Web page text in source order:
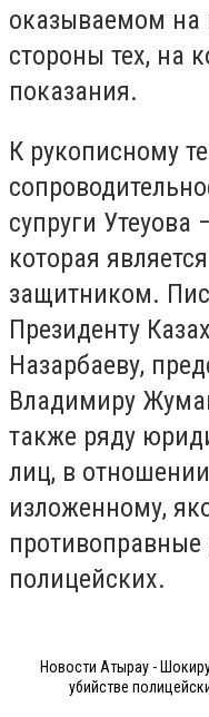
оказываемом на
стороны тех, на
показания.
К рукописному
супруги
которая
защитником.
Президенту
Назарбаеву,
Владимиру
также ряду
лиц, в
изложенному,
полицейских.
Новости Атырау -
убийстве